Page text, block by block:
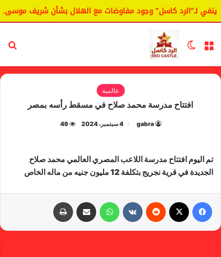
لـ"الرد كاسل" وجود مفاوضات مع الهلال بشأن شريف موسى.
القائمة الوضع المظلم
عالمية
افتتاح مدرسة محمد صلاح في مسقط رأسه بمصر
gabra 4 سبتمبر، 2024 49
تم اليوم افتتاح مدرسة اللاعب المصري العالمي محمد صلاح
الجديدة في قرية نجريج بتكلفة 12 مليون جنيه من ماله الخاص
واتساب